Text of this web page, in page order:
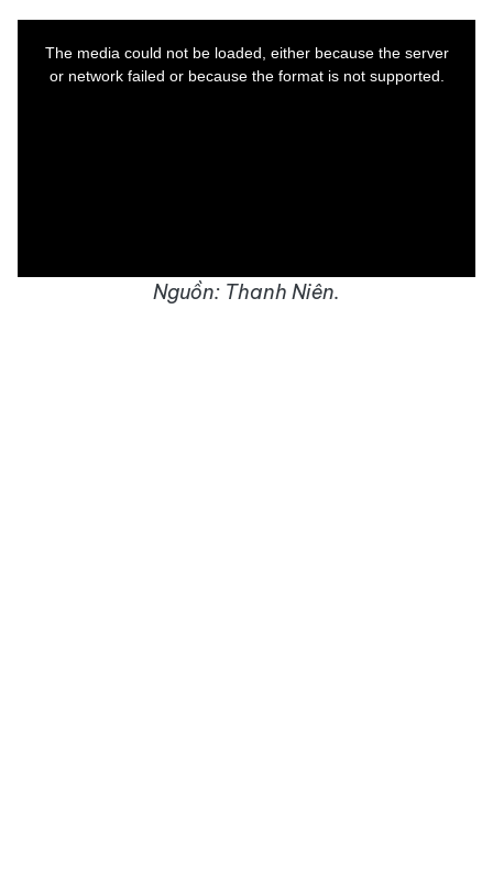
The media could not be loaded, either because the server
or network failed or because the format is not supported.
Nguồn: Thanh Niên.